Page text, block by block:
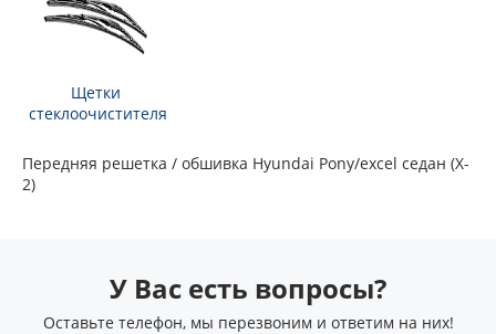
Щетки
стеклоочистителя
Передняя решетка / обшивка Hyundai Pony/excel седан (X-
2)
У Вас есть вопросы?
Оставьте телефон, мы перезвоним и ответим на них!